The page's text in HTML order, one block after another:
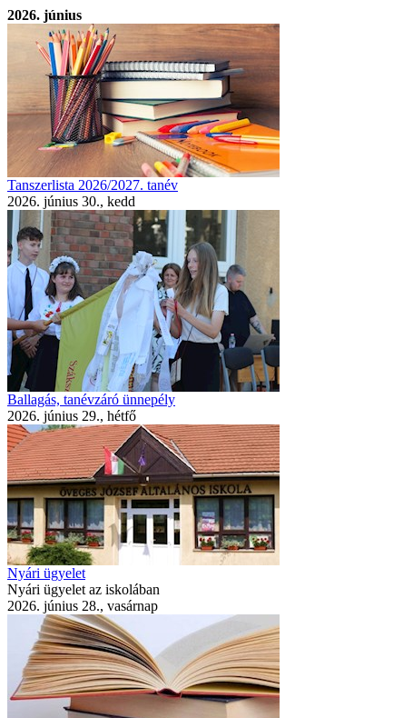
2026. június
Tanszerlista 2026/2027. tanév
2026. június 30., kedd
Ballagás, tanévzáró ünnepély
2026. június 29., hétfő
Nyári ügyelet
Nyári ügyelet az iskolában
2026. június 28., vasárnap